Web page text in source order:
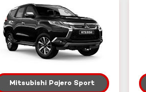
Mitsubishi Pajero Sport